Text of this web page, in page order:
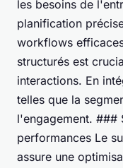
les besoins de
planification
workflows
structurés est
interactions. En
telles que la
l'engagement. ###
performances Le
assure une